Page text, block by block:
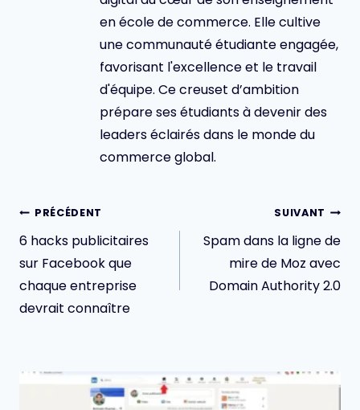
en école de commerce. Elle cultive
une communauté étudiante engagée,
favorisant l'excellence et le travail
d'équipe. Ce creuset d’ambition
prépare ses étudiants à devenir des
leaders éclairés dans le monde du
commerce global.
Navigation
de
l’article
PRÉCÉDENT
6 hacks publicitaires
sur Facebook que
chaque entreprise
devrait connaître
SUIVANT
Spam dans la ligne de
mire de Moz avec
Domain Authority 2.0